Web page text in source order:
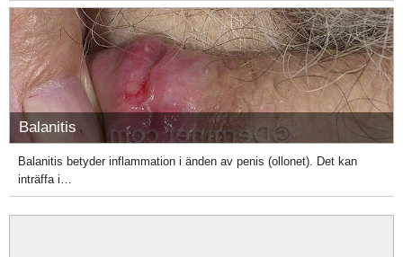
Balanitis
Balanitis betyder inflammation i änden av penis (ollonet). Det kan
inträffa i…